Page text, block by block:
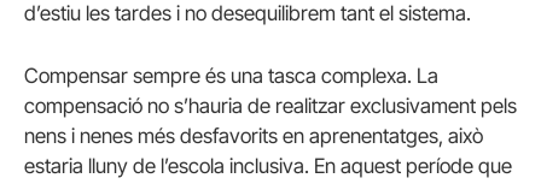
d’estiu les tardes i no desequilibrem tant el sistema.
Compensar sempre és una tasca complexa. La
compensació no s’hauria de realitzar exclusivament pels
nens i nenes més desfavorits en aprenentatges, això
estaria lluny de l’escola inclusiva. En aquest període que